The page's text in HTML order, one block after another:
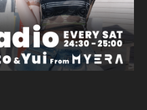
RADIO
お仕事のご依頼等は
こちら